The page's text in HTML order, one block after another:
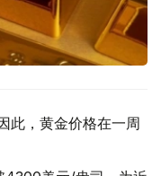
此，黄金价格在一周